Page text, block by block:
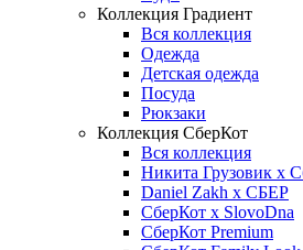
Коллекция Градиент
Вся коллекция
Одежда
Детская одежда
Посуда
Рюкзаки
Коллекция СберКот
Вся коллекция
Никита Грузовик х
Daniel Zakh x СБЕР
СберКот x SlovoDna
СберКот Premium